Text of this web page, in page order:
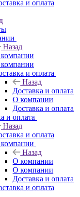
и оплата
Назад
и оплата
Назад
Доставка и оплата
О компании
Доставка и оплата
и оплата
Назад
и оплата
Назад
О компании
О компании
Доставка и оплата
и оплата